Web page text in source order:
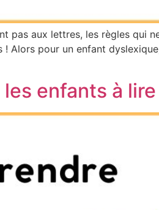
pas aux lettres, les règles qui
Alors pour un enfant
enfants à lire